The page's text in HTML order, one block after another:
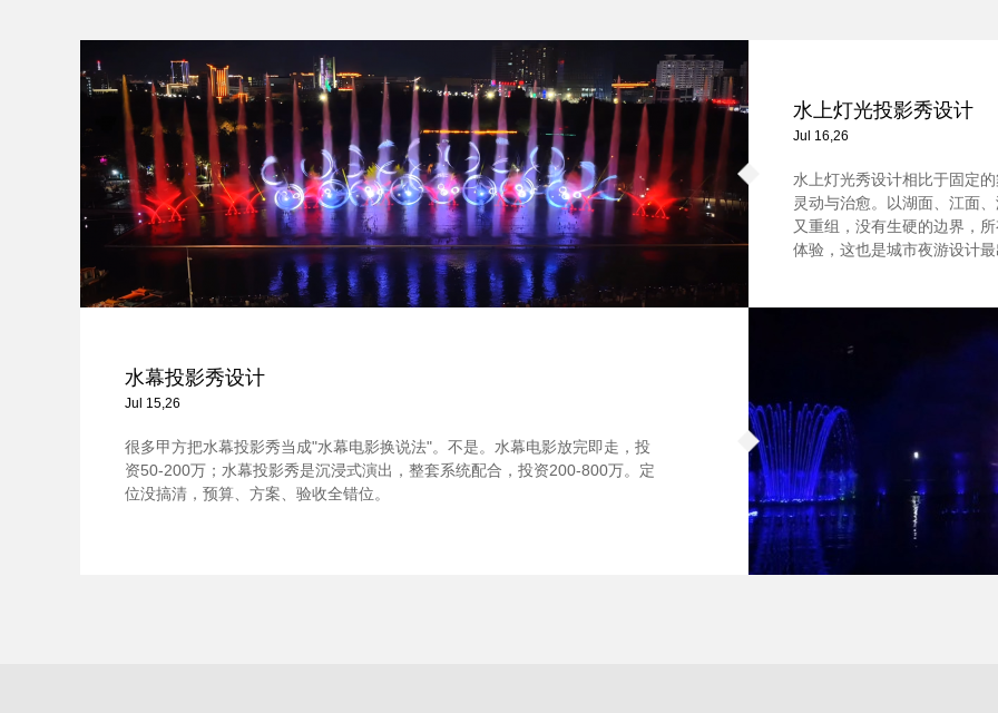
水上灯光投影秀设计
Jul 16,26
水上灯光秀设计相比于固定
灵动与治愈。以湖面、江面
又重组，没有生硬的边界，
体验，这也是城市夜游设计
水幕投影秀设计
Jul 15,26
很多甲方把水幕投影秀当成"水幕电影换说法"。不是。水幕电影放完即走，投
资50-200万；水幕投影秀是沉浸式演出，整套系统配合，投资200-800万。定
位没搞清，预算、方案、验收全错位。